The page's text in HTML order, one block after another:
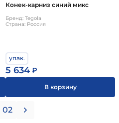
Конек-карниз синий микс
Бренд: Tegola
Страна: Россия
упак.
5 634 ₽
В корзину
02